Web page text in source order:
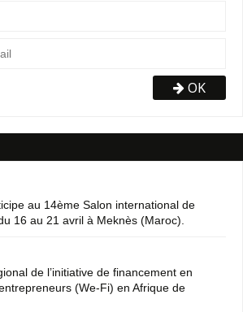
OK
au 14ème Salon international de
16 au 21 avril à Meknès (Maroc).
de l’initiative de financement en
(We-Fi) en Afrique de